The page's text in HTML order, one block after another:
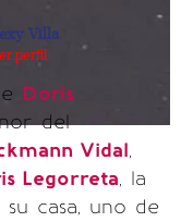
Villa
perfil
Doris
del
Vidal,
Legorreta, la
casa, uno de